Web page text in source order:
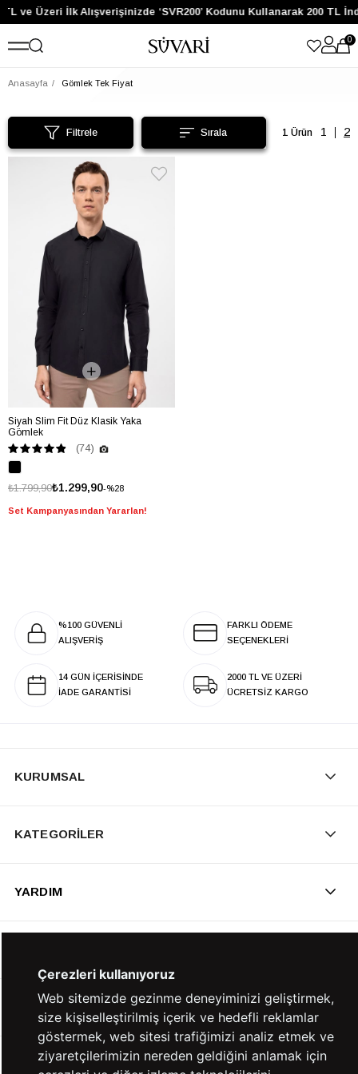
ve Üzeri İlk Alışverişinizde ‘SVR200’ Kodunu Kullanarak 200 TL
0
Anasayfa Gömlek Tek Fiyat
Filtrele 1 Ürün
Siyah Slim Fit Düz Klasik Yaka
Gömlek
(74)
%28
₺1.299,90
₺1.799,90
Set Kampanyasından Yararlan!
%100 GÜVENLİ
ALIŞVERİŞ
FARKLI ÖDEME
SEÇENEKLERİ
14 GÜN İÇERİSİNDE
İADE GARANTİSİ
2000 TL VE ÜZERİ
ÜCRETSİZ KARGO
KURUMSAL
KATEGORİLER
YARDIM
HIZLI ERİŞİM
KVKK ve GİZLİLİK
Çerezleri kullanıyoruz
Web sitemizde gezinme deneyiminizi geliştirmek,
size kişiselleştirilmiş içerik ve hedefli reklamlar
göstermek, web sitesi trafiğimizi analiz etmek ve
ziyaretçilerimizin nereden geldiğini anlamak için